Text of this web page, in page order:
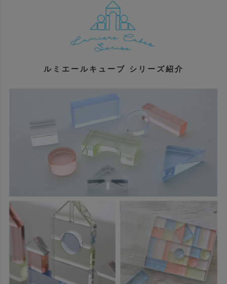
ルミエールキューブ シリーズ紹介